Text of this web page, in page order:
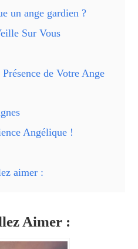
un ange gardien ?
Sur Vous
de Votre Ange
Angélique !
aimer :
Aimer :